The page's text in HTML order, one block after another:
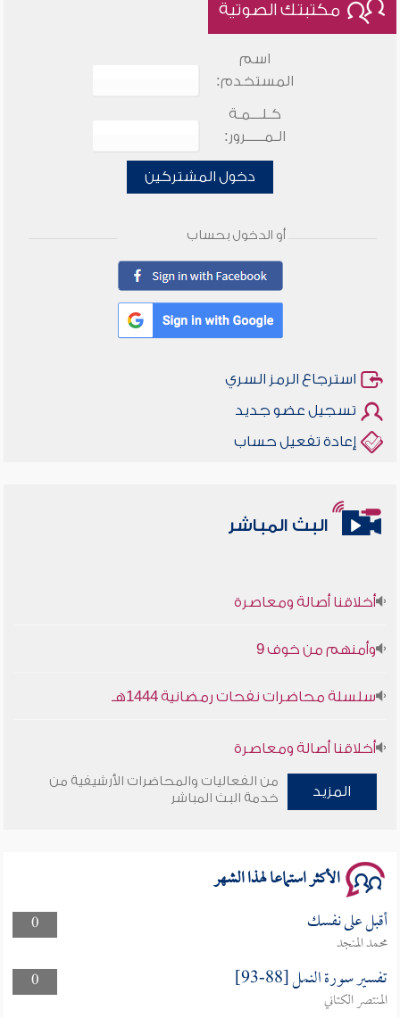
مكتبتك الصوتية
اسم
المستخدم:
كـلـــمـة
الـمـــــرور:
دخول المشتركين
أو الدخول بحساب
استرجاع الرمز السري
تسجيل عضو جديد
إعادة تفعيل حساب
البث المباشر
أخلاقنا أصالة ومعاصرة
وأمنهم من خوف 9
سلسلة محاضرات نفحات رمضانية 1444هـ
أخلاقنا أصالة ومعاصرة
وأمنهم من خوف 9
المزيد
من الفعاليات والمحاضرات الأرشيفية من
خدمة البث المباشر
الأكثر استماعا لهذا الشهر
0 أقبل على نفسك
محمد المنجد
0
تفسير سورة النمل [88-93]
المنتصر الكتاني